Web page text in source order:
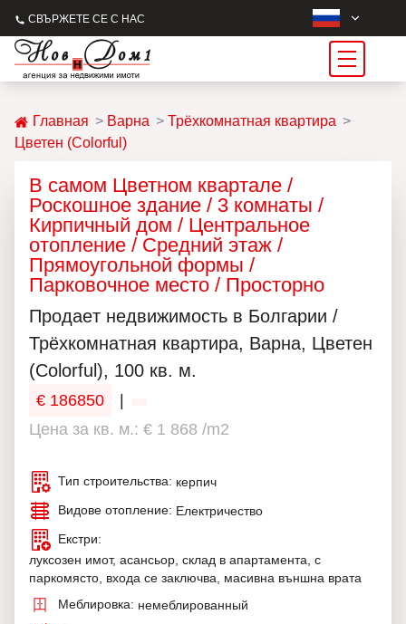
СВЪРЖЕТЕ СЕ С НАС
Главная Варна
Трёхкомнатная квартира
Цветен (Colorful)
В самом Цветном квартале /
Роскошное здание / 3 комнаты /
Кирпичный дом / Центральное
отопление / Средний этаж /
Прямоугольной формы /
Парковочное место / Просторно
Продаeт недвижимость в Болгарии /
Трёхкомнатная квартира, Варна, Цветен
(Colorful), 100 кв. м.
€ 186850
Цена за кв. м.: € 1 868 /m2
Тип строительства: керпич
Видове отопление: Електричество
Екстри:
луксозен имот, асансьор, склад в апартамента, с
паркомясто, входа се заключва, масивна външна врата
Меблировка: немеблированный